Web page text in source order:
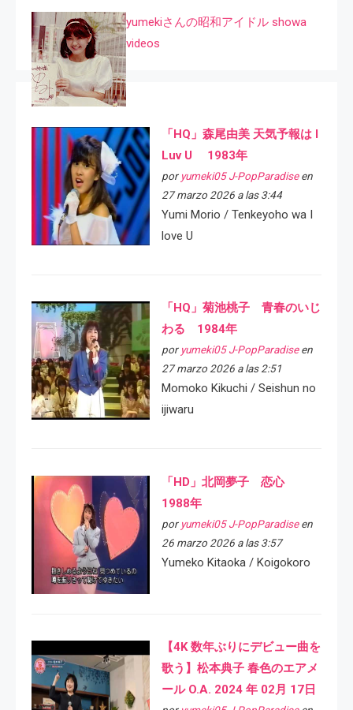
yumekiさんの昭和アイドル showa
videos
「HQ」森尾由美 天気予報は I
Luv U 1983年
por yumeki05 J-PopParadiseen
27 marzo 2026 a las 3:44
Yumi Morio / Tenkeyoho wa I
love U
「HQ」菊池桃子 青春のいじ
わる 1984年
por yumeki05 J-PopParadiseen
27 marzo 2026 a las 2:51
Momoko Kikuchi / Seishun no
ijiwaru
「HD」北岡夢子 恋心
1988年
por yumeki05 J-PopParadiseen
26 marzo 2026 a las 3:57
Yumeko Kitaoka / Koigokoro
【4K 数年ぶりにデビュー曲を
歌う】松本典子 春色のエアメ
ール O.A. 2024 年 02月 17日